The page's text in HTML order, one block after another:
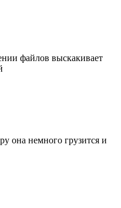
файлов выскакивает
она немного грузится и